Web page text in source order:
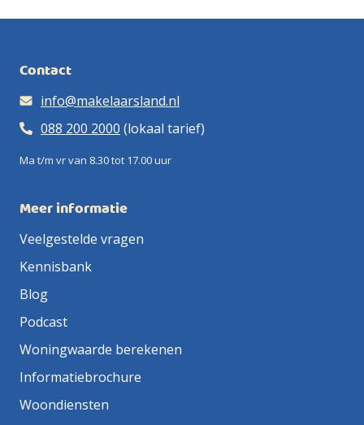
Contact
info@makelaarsland.nl
088 200 2000 (lokaal tarief)
Ma t/m vr van 8.30 tot 17.00 uur
Meer informatie
Veelgestelde vragen
Kennisbank
Blog
Podcast
Woningwaarde berekenen
Informatiebrochure
Woondiensten